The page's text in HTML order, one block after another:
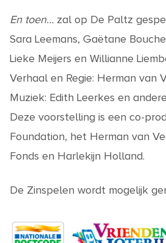
En toen… zal op De Paltz
Sara Leemans, Gaëtane
Lieke Meijers en Willianne
Verhaal en Regie: Herman van
Muziek: Edith Leerkes en
Deze voorstelling is een co-
Foundation, het Herman van
Fonds en Harlekijn Holland.
De Zinspelen wordt mogelijk